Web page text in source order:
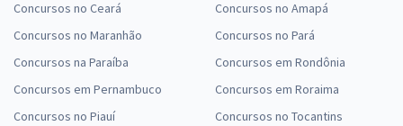
Concursos no Ceará
Concursos no Maranhão
Concursos na Paraíba
Concursos em Pernambuco
Concursos no Piauí
Concursos no Amapá
Concursos no Pará
Concursos em Rondônia
Concursos em Roraima
Concursos no Tocantins